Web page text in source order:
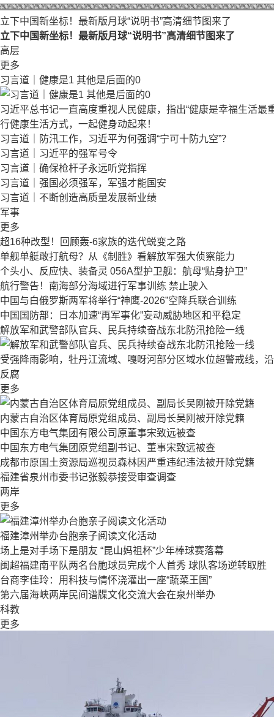
立下中国新坐标！最新版月球“说明书”高清细节图来了
立下中国新坐标！最新版月球“说明书”高清细节图来了
高层
更多
习言道｜健康是1 其他是后面的0
习近平总书记一直高度重视人民健康，指出“健康是幸福生活
行健康生活方式，一起健身动起来！
习言道｜防汛工作，习近平为何强调“宁可十防九空”？
习言道｜习近平的强军号令
习言道｜确保枪杆子永远听党指挥
习言道｜强国必须强军，军强才能国安
习言道｜不断创造高质量发展新业绩
军事
更多
超16种改型！回顾轰-6家族的迭代蜕变之路
单舰单艇敢打航母？从《制胜》看解放军强大侦察能力
个头小、反应快、装备灵 056A型护卫舰：航母“贴身护卫”
航行警告！南海部分海域进行军事训练 禁止驶入
中国与白俄罗斯两军将举行“神鹰-2026”空降兵联合训练
中国国防部：日本加速“再军事化”妄动威胁地区和平稳定
解放军和武警部队官兵、民兵持续奋战东北防汛抢险一线
受强降雨影响，牡丹江流域、嘎呀河部分区域水位超警戒线，
反腐
更多
内蒙古自治区体育局原党组成员、副局长吴刚被开除党籍
中国东方电气集团有限公司原董事宋致远被查
中国东方电气集团原党组副书记、董事宋致远被查
成都市原国土资源局巡视员森林因严重违纪违法被开除党籍
福建省泉州市委书记张毅恭接受审查调查
两岸
更多
福建漳州举办台胞亲子阅读文化活动
场上是对手场下是朋友 “昆山妈祖杯”少年棒球赛落幕
闽超福建南平队两名台胞球员完成个人首秀 球队客场逆转取胜
台商李佳玲：用科技与情怀浇灌出一座“蔬菜王国”
第六届海峡两岸民间谱牒文化交流大会在泉州举办
科教
更多